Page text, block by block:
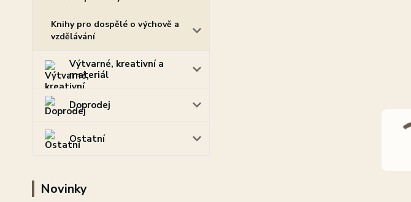
Knihy pro dospělé o výchově a
vzdělávání
Výtvarné, kreativní a
materiál
Doprodej
Ostatní
Novinky